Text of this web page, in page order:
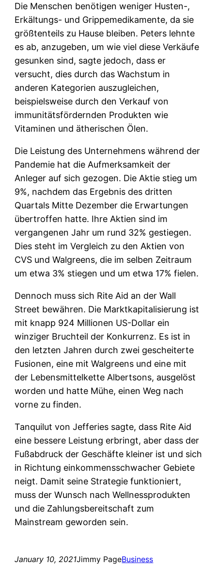
Die Menschen benötigen weniger Husten-,
Erkältungs- und Grippemedikamente, da sie
größtenteils zu Hause bleiben. Peters lehnte
es ab, anzugeben, um wie viel diese Verkäufe
gesunken sind, sagte jedoch, dass er
versucht, dies durch das Wachstum in
anderen Kategorien auszugleichen,
beispielsweise durch den Verkauf von
immunitätsfördernden Produkten wie
Vitaminen und ätherischen Ölen.
Die Leistung des Unternehmens während der
Pandemie hat die Aufmerksamkeit der
Anleger auf sich gezogen. Die Aktie stieg um
9%, nachdem das Ergebnis des dritten
Quartals Mitte Dezember die Erwartungen
übertroffen hatte. Ihre Aktien sind im
vergangenen Jahr um rund 32% gestiegen.
Dies steht im Vergleich zu den Aktien von
CVS und Walgreens, die im selben Zeitraum
um etwa 3% stiegen und um etwa 17% fielen.
Dennoch muss sich Rite Aid an der Wall
Street bewähren. Die Marktkapitalisierung ist
mit knapp 924 Millionen US-Dollar ein
winziger Bruchteil der Konkurrenz. Es ist in
den letzten Jahren durch zwei gescheiterte
Fusionen, eine mit Walgreens und eine mit
der Lebensmittelkette Albertsons, ausgelöst
worden und hatte Mühe, einen Weg nach
vorne zu finden.
Tanquilut von Jefferies sagte, dass Rite Aid
eine bessere Leistung erbringt, aber dass der
Fußabdruck der Geschäfte kleiner ist und sich
in Richtung einkommensschwacher Gebiete
neigt. Damit seine Strategie funktioniert,
muss der Wunsch nach Wellnessprodukten
und die Zahlungsbereitschaft zum
Mainstream geworden sein.
January 10, 2021Jimmy PageBusiness